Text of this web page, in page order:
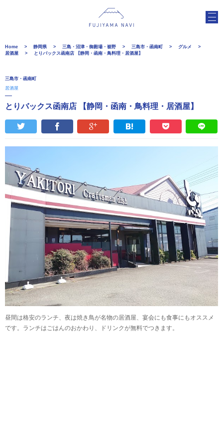
Home 静岡県 三島・沼津・御殿場・裾野 三島市・函南町
グルメ
居酒屋
とりバックス函南店 【静岡・函南・鳥料理・居酒屋】
三島市・函南町
居酒屋
とりバックス函南店 【静岡・函南・鳥料理・居酒屋】
昼間は格安のランチ、夜は焼き鳥が名物の居酒屋、宴会にも食事にもオススメ
です。ランチはごはんのおかわり、ドリンクが無料でつきます。